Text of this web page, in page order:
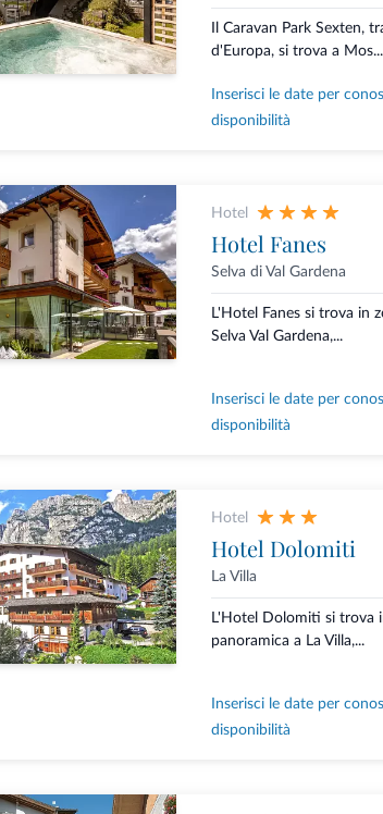
Il Caravan Park Sexten,
d'Europa, si trova a Mos...
Inserisci le date per
disponibilità
Hotel
Hotel Fanes
Selva di Val Gardena
L'Hotel Fanes si trova in
Selva Val Gardena,...
Inserisci le date per
disponibilità
Hotel
Hotel Dolomiti
La Villa
L'Hotel Dolomiti si trova
panoramica a La Villa,...
Inserisci le date per
disponibilità